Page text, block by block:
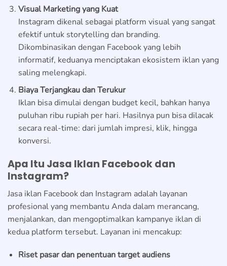
Visual Marketing yang Kuat
Instagram dikenal sebagai platform visual yang sangat
efektif untuk storytelling dan branding.
Dikombinasikan dengan Facebook yang lebih
informatif, keduanya menciptakan ekosistem iklan yang
saling melengkapi.
Biaya Terjangkau dan Terukur
Iklan bisa dimulai dengan budget kecil, bahkan hanya
puluhan ribu rupiah per hari. Hasilnya pun bisa dilacak
secara real-time: dari jumlah impresi, klik, hingga
konversi.
Apa Itu Jasa Iklan Facebook dan
Instagram?
Jasa iklan Facebook dan Instagram adalah layanan
profesional yang membantu Anda dalam merancang,
menjalankan, dan mengoptimalkan kampanye iklan di
kedua platform tersebut. Layanan ini mencakup:
Riset pasar dan penentuan target audiens